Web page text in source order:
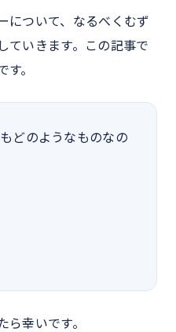
について、なるべくむず
ていきます。この記事で
。
どのようなものなの
幸いです。